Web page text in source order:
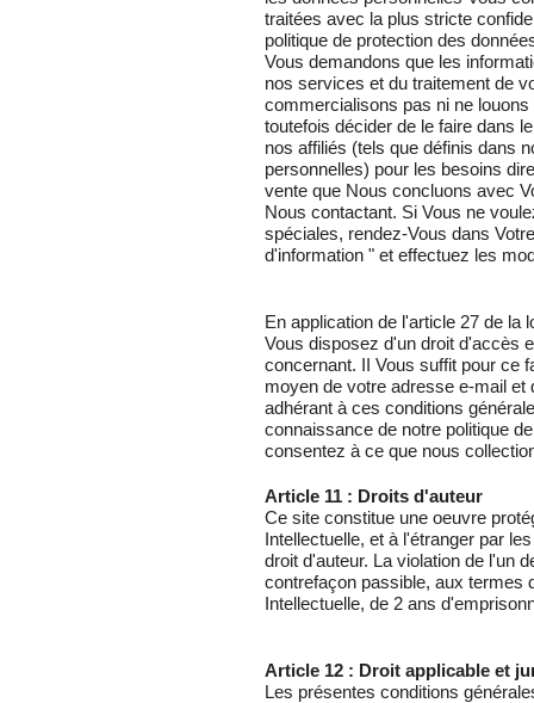
traitées avec la plus stricte
politique de protection des
Vous demandons que les
nos services et du traitement de
commercialisons pas ni ne
toutefois décider de le faire dans
nos affiliés (tels que définis dans
personnelles) pour les besoins
vente que Nous concluons avec
Nous contactant. Si Vous ne
spéciales, rendez-Vous dans
d'information " et effectuez les
En application de l'article 27 de la
Vous disposez d'un droit d'accès
concernant. II Vous suffit pour ce
moyen de votre adresse e-mail
adhérant à ces conditions
connaissance de notre politique
consentez à ce que nous
Article 11 : Droits d'auteur
Ce site constitue une oeuvre
Intellectuelle, et à l'étranger par
droit d'auteur. La violation de l'un
contrefaçon passible, aux termes
Intellectuelle, de 2 ans
Article 12 : Droit applicable et
Les présentes conditions